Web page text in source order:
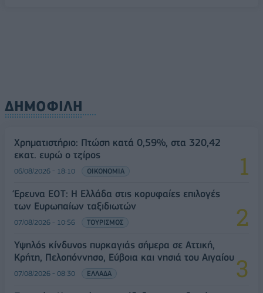
ΔΗΜΟΦΙΛΗ
Χρηματιστήριο: Πτώση κατά 0,59%, στα 320,42
εκατ. ευρώ ο τζίρος
06/08/2026 - 18:10 ΟΙΚΟΝΟΜΙΑ
Έρευνα ΕΟΤ: Η Ελλάδα στις κορυφαίες επιλογές
των Ευρωπαίων ταξιδιωτών
07/08/2026 - 10:56 ΤΟΥΡΙΣΜΟΣ
Υψηλός κίνδυνος πυρκαγιάς σήμερα σε Αττική,
Κρήτη, Πελοπόννησο, Εύβοια και νησιά του Αιγαίου
07/08/2026 - 08:30 ΕΛΛΑΔΑ